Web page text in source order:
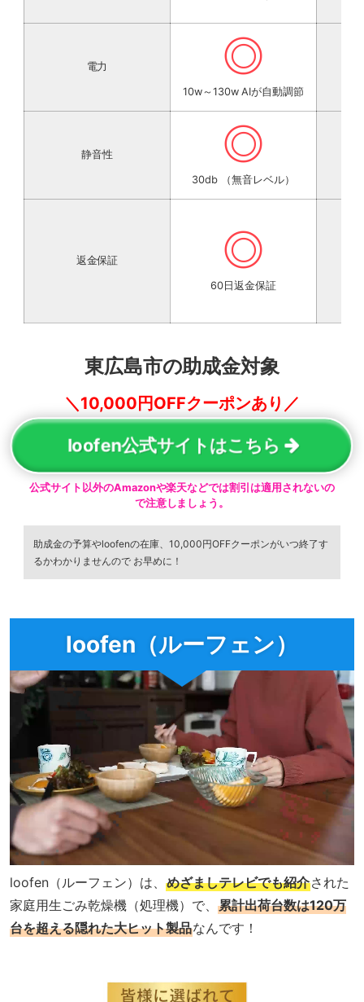
電力 ◎
10w～130w AIが自動調節
静音性 ◎
30db （無音レベル）
返金保証 ◎
60日返金保証
東広島市の助成金対象
＼10,000円OFFクーポンあり／
loofen公式サイトはこちら
公式サイト以外のAmazonや楽天などでは割引は適用されないの
で注意しましょう。
助成金の予算やloofenの在庫、10,000円OFFクーポンがいつ終了す
るかわかりませんので お早めに！
loofen（ルーフェン）
loofen（ルーフェン）は、 めざましテレビでも紹介された
家庭用生ごみ乾燥機（処理機）で、 累計出荷台数は120万
台を超える隠れた大ヒット製品なんです！